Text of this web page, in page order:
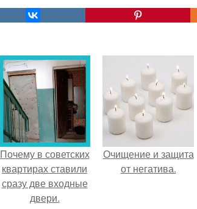
Почему в советских
квартирах ставили
сразу две входные
двери.
Очищение и защита
от негатива.